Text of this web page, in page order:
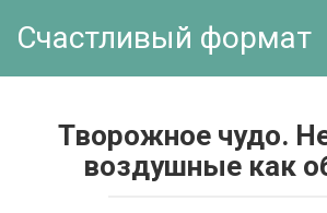
Счастливый формат
Творожное чудо.
воздушные как